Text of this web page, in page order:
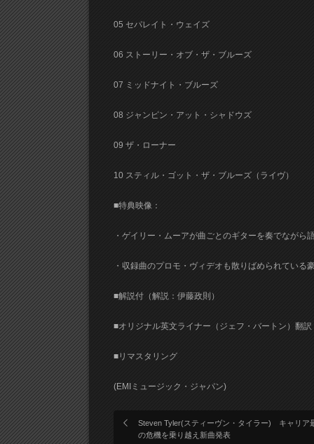
05 セパレイト・ウェイズ
06 ストーリー・オブ・ザ・ブルーズ
07 ミッドナイト・ブルーズ
08 ジャンピン・アット・シャドウズ
09 ザ・ローナー
10 スティル・ゴット・ザ・ブルーズ（ライヴ）
■特典映像：
・ゲイリー・ムーアが曲ごとのギターを奏でながら
・収録曲のプロモ・ヴィデオも散りばめられている
■解説付（解説：伊藤政則）
■オリジナル英文ライナー（ジェフ・バートン）翻訳
■リマスタリング
(EMIミュージック・ジャパン)
Steven Tyler(スティーヴン・タイラー) キャリア
の危機を乗り越え新曲発表